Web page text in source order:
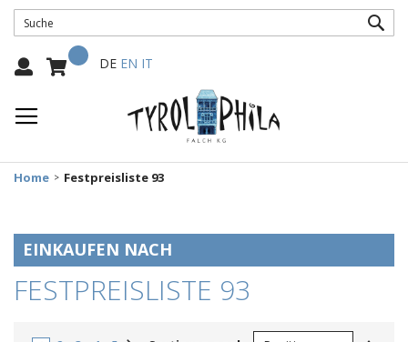
Mein Warenkorb
Select
DE EN IT
Home Festpreisliste 93
FESTPREISLISTE 93
EINKAUFEN NACH